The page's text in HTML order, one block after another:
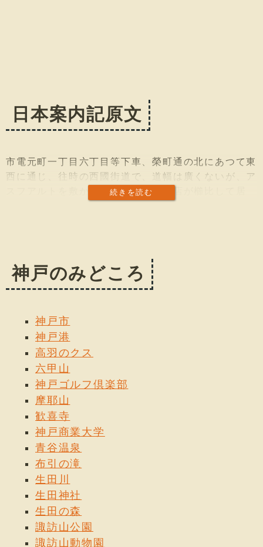
日本案内記原文
続きを読む
市電元町一丁目六丁目等下車、榮町通の北にあつて東
西に通じ、往時の西國街道で、道幅は廣くないが、ア
スフアルトを敷かれ、日本風の小賣店が櫛比して居
神戸のみどころ
神戸市
神戸港
高羽のクス
六甲山
神戸ゴルフ倶楽部
摩耶山
歓喜寺
神戸商業大学
青谷温泉
布引の滝
生田川
生田神社
生田の森
諏訪山公園
諏訪山動物園